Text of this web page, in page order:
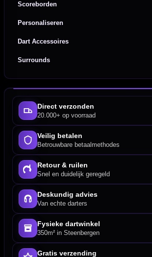
Scoreborden
Personaliseren
Dart Accessoires
Surrounds
Direct verzonden
20.000+ op voorraad
Veilig betalen
Betrouwbare betaalmethodes
Retour & ruilen
Snel en duidelijk geregeld
Deskundig advies
Van echte darters
Fysieke dartwinkel
350m² in Steenbergen
Gratis verzending